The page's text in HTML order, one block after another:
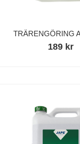
TRÄRENGÖRING
189 kr